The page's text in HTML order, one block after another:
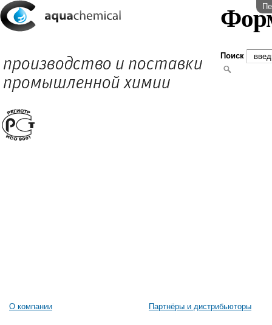
Поиск
О компании Партнёры и дистрибьюторы